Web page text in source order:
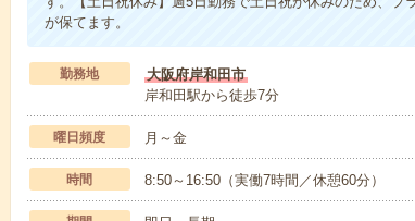
が保てます。
勤務地
大阪府岸和田市
岸和田駅から徒歩7分
曜日頻度 月～金
時間 8:50～16:50（実働7時間／休憩60分）